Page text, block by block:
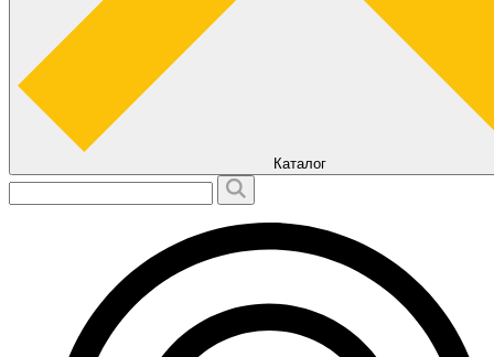
Каталог